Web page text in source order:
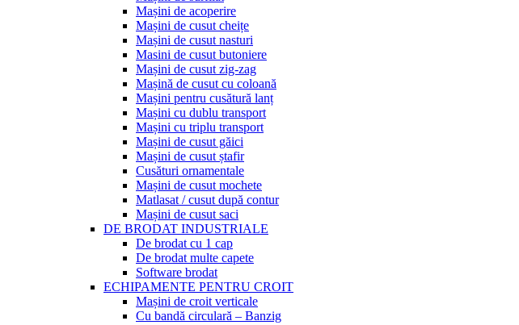
Mașini de acoperire
Mașini de cusut cheițe
Mașini de cusut nasturi
Masini de cusut butoniere
Mașini de cusut zig-zag
Mașină de cusut cu coloană
Mașini pentru cusătură lanț
Mașini cu dublu transport
Mașini cu triplu transport
Mașini de cusut găici
Mașini de cusut ștafir
Cusături ornamentale
Mașini de cusut mochete
Matlasat / cusut după contur
Mașini de cusut saci
DE BRODAT INDUSTRIALE
De brodat cu 1 cap
De brodat multe capete
Software brodat
ECHIPAMENTE PENTRU CROIT
Mașini de croit verticale
Cu bandă circulară – Banzig